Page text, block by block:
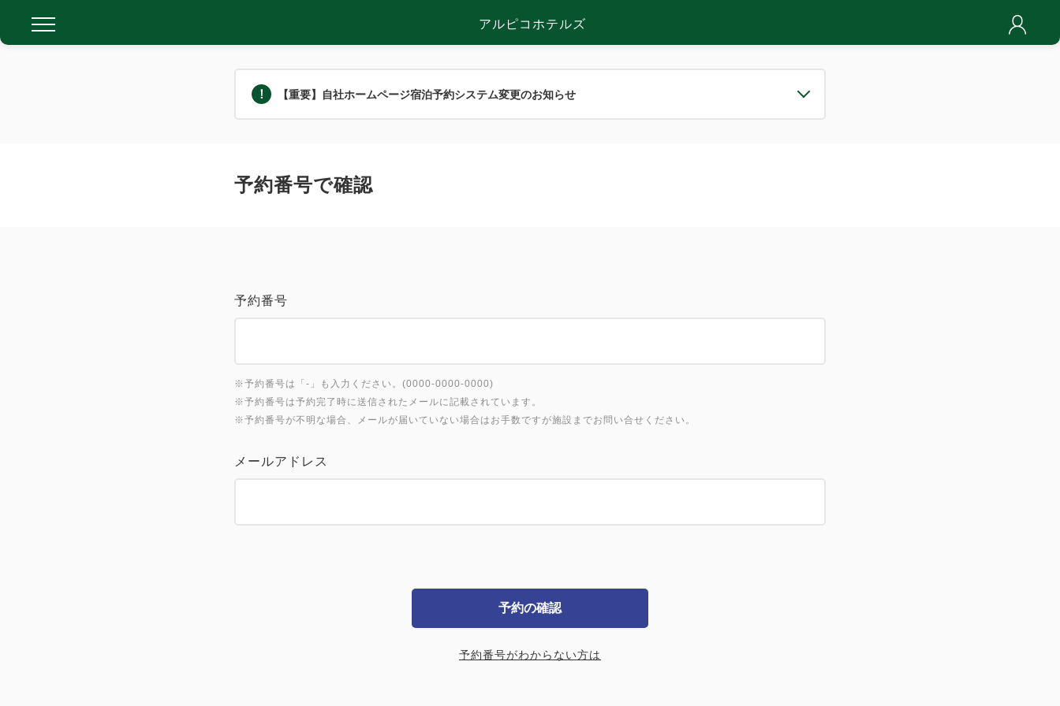
アルピコホテルズ
【重要】自社ホームページ宿泊予約システム変更のお知らせ
予約番号で確認
予約番号
※予約番号は「-」も入力ください。(0000-0000-0000)
※予約番号は予約完了時に送信されたメールに記載されています。
※予約番号が不明な場合、メールが届いていない場合はお手数ですが施設までお問い合せください。
メールアドレス
予約の確認
予約番号がわからない方は